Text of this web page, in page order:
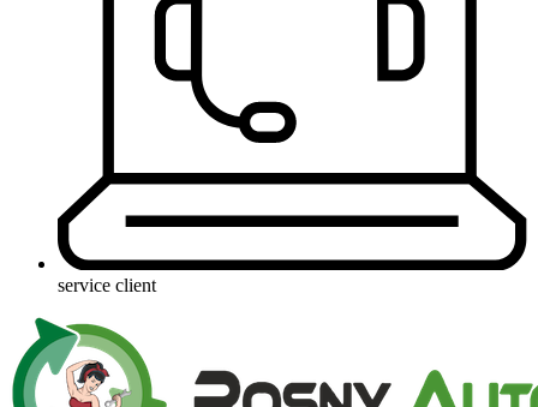
service client